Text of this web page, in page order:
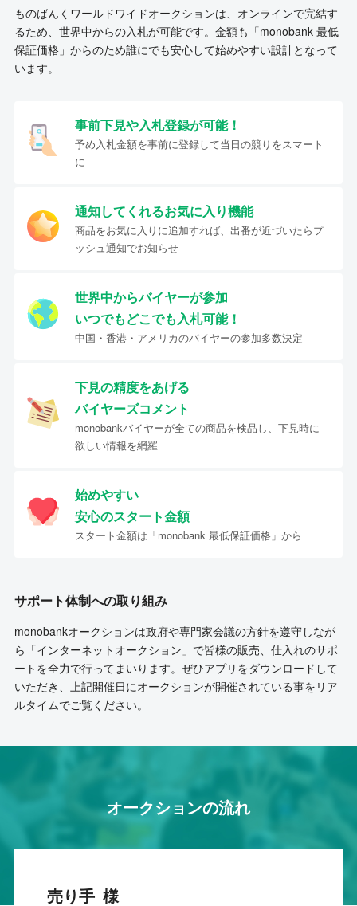
ものばんくワールドワイドオークションは、オンラインで完結す
るため、世界中からの入札が可能です。金額も「monobank 最低
保証価格」からのため誰にでも安心して始めやすい設計となって
います。
事前下見や入札登録が可能！
予め入札金額を事前に登録して当日の競りをスマート
に
通知してくれるお気に入り機能
商品をお気に入りに追加すれば、出番が近づいたらプ
ッシュ通知でお知らせ
世界中からバイヤーが参加
いつでもどこでも入札可能！
中国・香港・アメリカのバイヤーの参加多数決定
下見の精度をあげる
バイヤーズコメント
monobankバイヤーが全ての商品を検品し、下見時に
欲しい情報を網羅
始めやすい
安心のスタート金額
スタート金額は「monobank 最低保証価格」から
サポート体制への取り組み
monobankオークションは政府や専門家会議の方針を遵守しなが
ら「インターネットオークション」で皆様の販売、仕入れのサポ
ートを全力で行ってまいります。ぜひアプリをダウンロードして
いただき、上記開催日にオークションが開催されている事をリア
ルタイムでご覧ください。
オークションの流れ
売り手